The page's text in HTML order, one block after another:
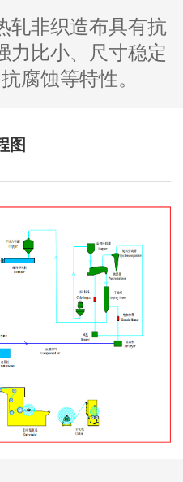
轧非织造布具有抗
力比小、尺寸稳定
腐蚀等特性。
图